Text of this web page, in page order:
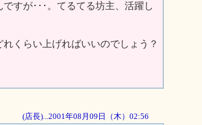
すが･･･。てるてる坊主、活躍し
くらい上げればいいのでしょう？
(店長)...2001年08月09日（木）02:56